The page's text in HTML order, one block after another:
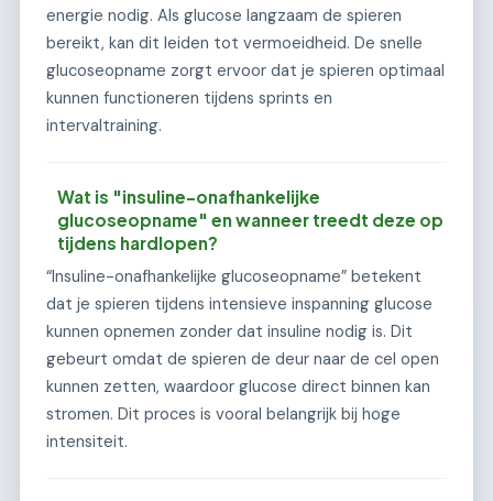
energie nodig. Als glucose langzaam de spieren
bereikt, kan dit leiden tot vermoeidheid. De snelle
glucoseopname zorgt ervoor dat je spieren optimaal
kunnen functioneren tijdens sprints en
intervaltraining.
Wat is "insuline-onafhankelijke
glucoseopname" en wanneer treedt deze op
tijdens hardlopen?
“Insuline-onafhankelijke glucoseopname” betekent
dat je spieren tijdens intensieve inspanning glucose
kunnen opnemen zonder dat insuline nodig is. Dit
gebeurt omdat de spieren de deur naar de cel open
kunnen zetten, waardoor glucose direct binnen kan
stromen. Dit proces is vooral belangrijk bij hoge
intensiteit.